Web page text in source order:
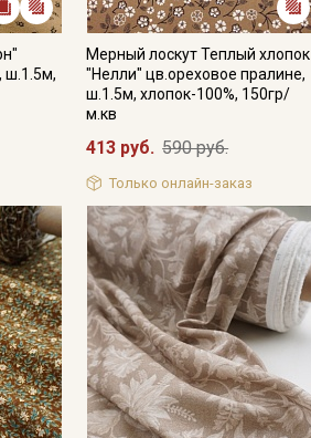
ш.1.5м,
Мерный лоскут Теплый хлопок
"Нелли" цв.ореховое пралине,
ш.1.5м, хлопок-100%, 150гр/
м.кв
413 руб. 590 руб.
Только онлайн-заказ
персональных
персональных
и